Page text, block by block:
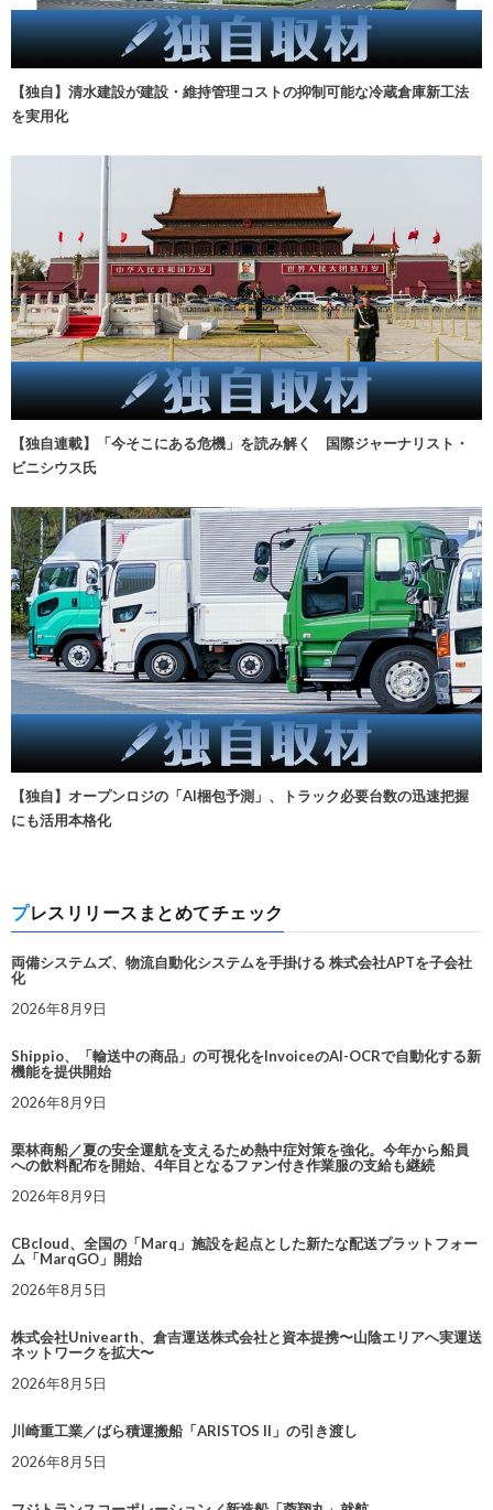
【独自】清水建設が建設・維持管理コストの抑制可能な冷蔵倉庫新工法
を実用化
【独自連載】「今そこにある危機」を読み解く 国際ジャーナリスト・
ビニシウス氏
【独自】オープンロジの「AI梱包予測」、トラック必要台数の迅速把握
にも活用本格化
プレスリリースまとめてチェック
両備システムズ、物流自動化システムを手掛ける 株式会社APTを子会社
化
2026年8月9日
Shippio、「輸送中の商品」の可視化をInvoiceのAI-OCRで自動化する新
機能を提供開始
2026年8月9日
栗林商船／夏の安全運航を支えるため熱中症対策を強化。今年から船員
への飲料配布を開始、4年目となるファン付き作業服の支給も継続
2026年8月9日
CBcloud、全国の「Marq」施設を起点とした新たな配送プラットフォー
ム「MarqGO」開始
2026年8月5日
株式会社Univearth、倉吉運送株式会社と資本提携〜山陰エリアへ実運送
ネットワークを拡大〜
2026年8月5日
川崎重工業／ばら積運搬船「ARISTOS II」の引き渡し
2026年8月5日